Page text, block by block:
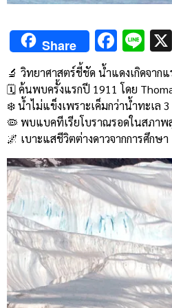
Share
🔬 วิทยาศาสตร์ชี้ชัด น้ำแดงเกิดจากแ
🗓️ ค้นพบครั้งแรกปี 1911 โดย
❄️ น้ำไม่แข็งเพราะเค็มกว่าน้ำทะเล 3
🦠 พบแบคทีเรียโบราณรอดในสภาพ
🌌 เบาะแสชีวิตต่างดาวจากการศึกษ